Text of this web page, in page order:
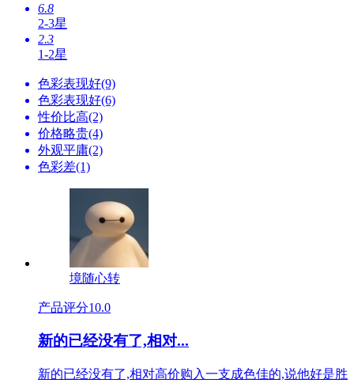
6.8
2-3星
2.3
1-2星
色彩表现好(9)
色彩表现好(6)
性价比高(2)
价格略贵(4)
外观平庸(2)
色彩差(1)
境随心转
产品评分10.0
新的已经没有了,相对...
新的已经没有了,相对高价购入一支成色佳的,说他好是胜